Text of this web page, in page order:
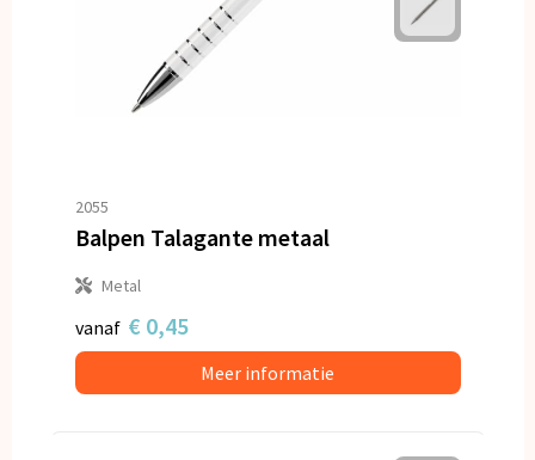
2055
Balpen Talagante metaal
Metal
vanaf € 0,45
Meer informatie